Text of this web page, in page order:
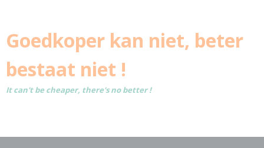
Goedkoper kan niet, beter
bestaat niet !
It can't be cheaper, there's no better !